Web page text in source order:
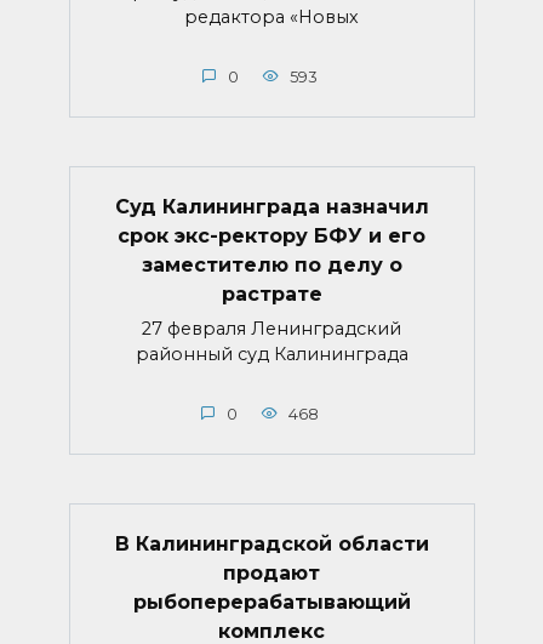
редактора «Новых
0 593
Суд Калининграда назначил
срок экс-ректору БФУ и его
заместителю по делу о
растрате
27 февраля Ленинградский
районный суд Калининграда
0 468
В Калининградской области
продают
рыбоперерабатывающий
комплекс